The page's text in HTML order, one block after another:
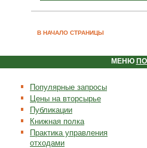
В НАЧАЛО СТРАНИЦЫ
МЕНЮ
Популярные запросы
Цены на вторсырье
Публикации
Книжная полка
Практика управления
отходами